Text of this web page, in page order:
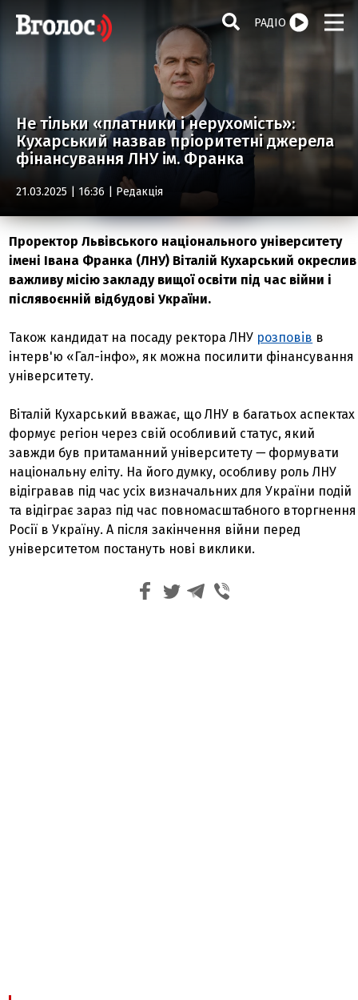
РАДІО
Не тільки «платники і нерухомість»:
Кухарський назвав пріоритетні джерела
фінансування ЛНУ ім. Франка
21.03.2025 | 16:36 | Редакція
Проректор Львівського національного університету
імені Івана Франка (ЛНУ) Віталій Кухарський окреслив
важливу місію закладу вищої освіти під час війни і
післявоєнній відбудові України.
Також кандидат на посаду ректора ЛНУ розповів в
інтерв'ю «Гал-інфо», як можна посилити фінансування
університету.
Віталій Кухарський вважає, що ЛНУ в багатьох аспектах
формує регіон через свій особливий статус, який
завжди був притаманний університету—формувати
національну еліту. На його думку, особливу роль ЛНУ
відігравав під час усіх визначальних для України подій
та відіграє зараз під час повномасштабного вторгнення
Росії в Україну. А після закінчення війни перед
університетом постануть нові виклики.